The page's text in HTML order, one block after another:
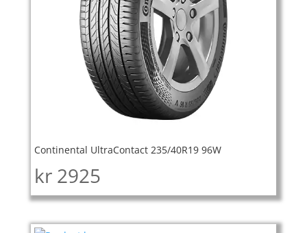
Continental UltraContact 235/40R19 96W
kr 2925